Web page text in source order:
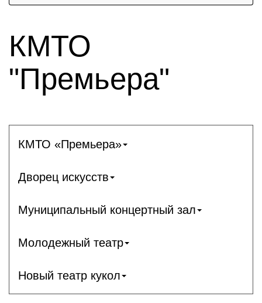
КМТО
"Премьера"
КМТО «Премьера»
Дворец искусств
Муниципальный концертный зал
Молодежный театр
Новый театр кукол